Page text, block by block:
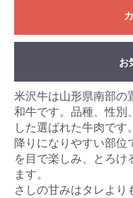
お
米沢牛は山形県南部の
和牛です。品種、性別
した選ばれた牛肉で
降りになりやすい部位
を目で楽しみ、とろけ
ます。
さしの甘みはタレより